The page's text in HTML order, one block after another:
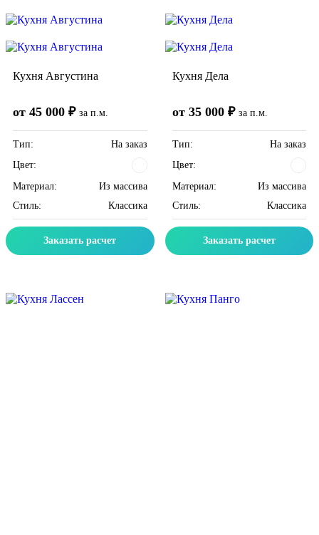
Кухня Августина
от 45 000 ₽ за п.м.
Тип:
На заказ
Цвет:
Материал:
Из массива
Стиль:
Классика
Заказать расчет
Кухня Дела
от 35 000 ₽ за п.м.
Тип:
На заказ
Цвет:
Материал:
Из массива
Стиль:
Классика
Заказать расчет